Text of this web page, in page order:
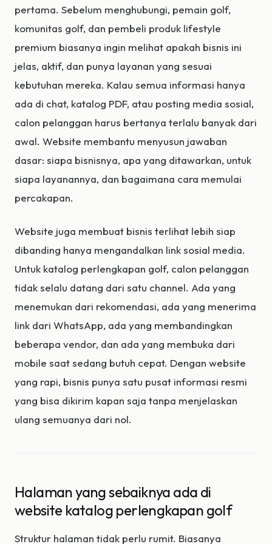
pertama. Sebelum menghubungi, pemain golf,
komunitas golf, dan pembeli produk lifestyle
premium biasanya ingin melihat apakah bisnis ini
jelas, aktif, dan punya layanan yang sesuai
kebutuhan mereka. Kalau semua informasi hanya
ada di chat, katalog PDF, atau posting media sosial,
calon pelanggan harus bertanya terlalu banyak dari
awal. Website membantu menyusun jawaban
dasar: siapa bisnisnya, apa yang ditawarkan, untuk
siapa layanannya, dan bagaimana cara memulai
percakapan.
Website juga membuat bisnis terlihat lebih siap
dibanding hanya mengandalkan link sosial media.
Untuk katalog perlengkapan golf, calon pelanggan
tidak selalu datang dari satu channel. Ada yang
menemukan dari rekomendasi, ada yang menerima
link dari WhatsApp, ada yang membandingkan
beberapa vendor, dan ada yang membuka dari
mobile saat sedang butuh cepat. Dengan website
yang rapi, bisnis punya satu pusat informasi resmi
yang bisa dikirim kapan saja tanpa menjelaskan
ulang semuanya dari nol.
Halaman yang sebaiknya ada di
website katalog perlengkapan golf
Struktur halaman tidak perlu rumit. Biasanya